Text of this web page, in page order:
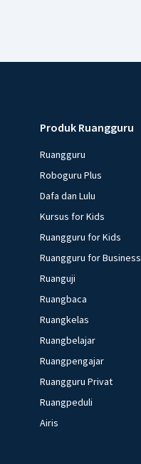
Produk Ruangguru
Ruangguru
Roboguru Plus
Dafa dan Lulu
Kursus for Kids
Ruangguru for Kids
Ruangguru for Business
Ruanguji
Ruangbaca
Ruangkelas
Ruangbelajar
Ruangpengajar
Ruangguru Privat
Ruangpeduli
Airis